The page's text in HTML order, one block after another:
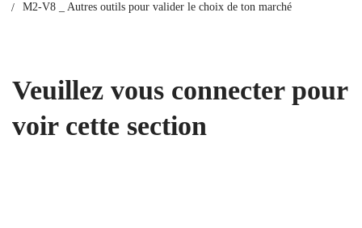
M2-V8 _ Autres outils pour valider le choix de ton marché
Veuillez vous connecter pour
voir cette section